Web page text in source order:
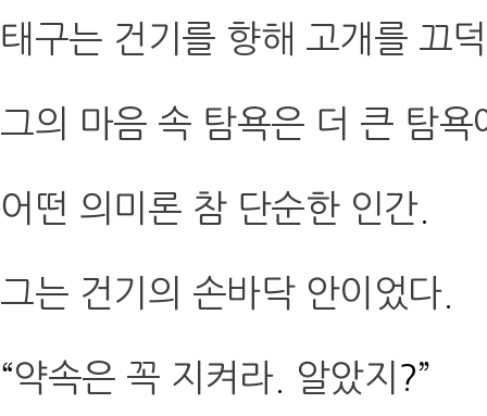
태구는 건기를 향해 고개를 끄
그의 마음 속 탐욕은 더 큰 탐욕
어떤 의미론 참 단순한 인간.
그는 건기의 손바닥 안이었다.
“약속은 꼭 지켜라. 알았지 ?”